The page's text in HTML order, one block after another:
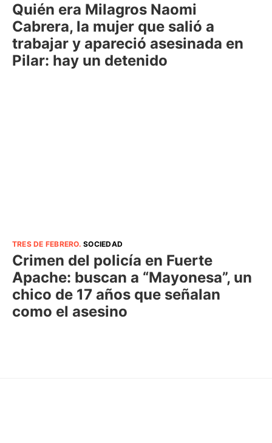
Quién era Milagros Naomi
Cabrera, la mujer que salió a
trabajar y apareció asesinada en
Pilar: hay un detenido
TRES DE FEBRERO.SOCIEDAD
Crimen del policía en Fuerte
Apache: buscan a “Mayonesa”, un
chico de 17 años que señalan
como el asesino